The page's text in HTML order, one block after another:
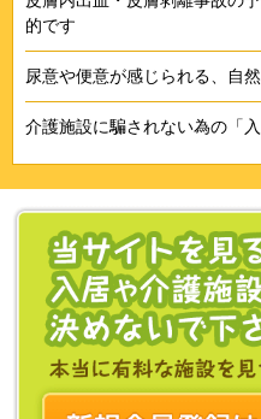
的です
尿意や便意が感じられる、自
介護施設に騙されない為の「